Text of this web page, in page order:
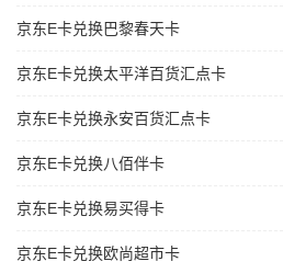
京东E卡兑换巴黎春天卡
京东E卡兑换太平洋百货汇点卡
京东E卡兑换永安百货汇点卡
京东E卡兑换八佰伴卡
京东E卡兑换易买得卡
京东E卡兑换欧尚超市卡